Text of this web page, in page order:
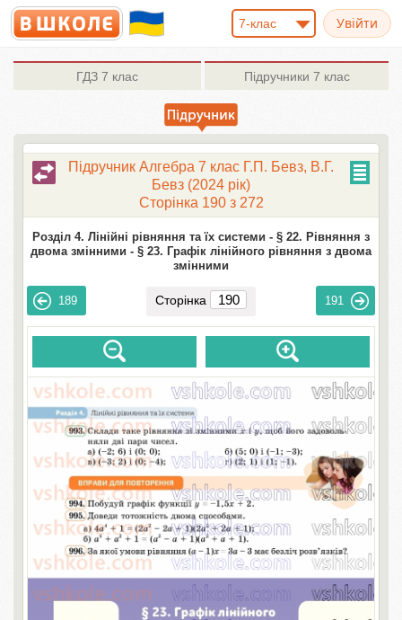
7-клас
ГДЗ 7 клас Підручники 7 клас
Підручник Алгебра 7 клас Г.П. Бевз, В.Г.
Бевз (2024 рік)
Сторінка 190 з 272
Розділ 4. Лінійні рівняння та їх системи - § 22. Рівняння з
двома змінними - § 23. Графік лінійного рівняння з двома
змінними
189 Сторінка 191